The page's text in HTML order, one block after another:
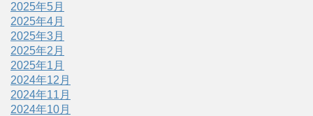
2025年5月
2025年4月
2025年3月
2025年2月
2025年1月
2024年12月
2024年11月
2024年10月